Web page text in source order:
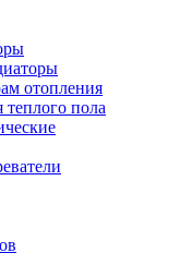
отопления
теплого пола